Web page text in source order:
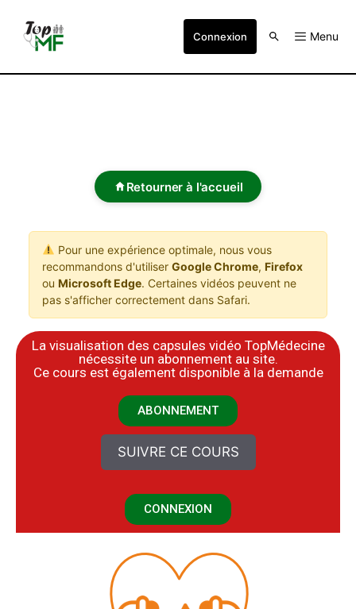
Connexion Menu
Retourner à l'accueil
Pour une expérience optimale, nous vous
recommandons d'utiliser Google Chrome, Firefox
ou Microsoft Edge. Certaines vidéos peuvent ne
pas s'afficher correctement dans Safari.
La visualisation des capsules vidéo TopMédecine
nécessite un abonnement au site.
​Ce cours est également disponible à la demande
ABONNEMENT
SUIVRE CE COURS
CONNEXION